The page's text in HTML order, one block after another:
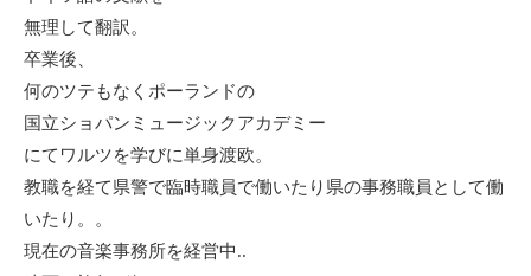
無理して翻訳。
卒業後、
何のツテもなくポーランドの
国立ショパンミュージックアカデミー
にてワルツを学びに単身渡欧。
教職を経て県警で臨時職員で働いたり県の事務職員として働
いたり。。
現在の音楽事務所を経営中..